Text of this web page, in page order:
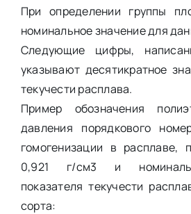
При определении группы
номинальное значение для
Следующие цифры,
указывают десятикратное
текучести расплава.
Пример обозначения
давления порядкового
гомогенизации в расплаве,
0,921 г/см3 и
показателя текучести
сорта: